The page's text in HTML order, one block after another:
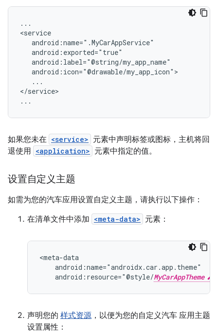
...
...
</service>
如果您未在 <service> 元素中声明标签或图标，主机将回
退使用 <application> 元素中指定的值。
设置自定义主题
如需为您的汽车应用设置自定义主题，请执行以下操作：
在清单文件中添加 <meta-data> 元素：
android:resource="@style/MyCarAppTheme
声明您的 样式资源 ，以便为您的自定义汽车 应用主题
设置属性：